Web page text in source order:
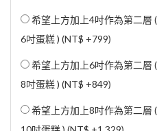
希望上方加上4吋作為第二層
6吋蛋糕 ) (NT$ +799)
希望上方加上6吋作為第二層
8吋蛋糕 ) (NT$ +849)
希望上方加上8吋作為第二層